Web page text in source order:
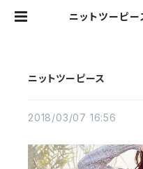
ニットツーピ
ニットツーピース
2018/03/07 16:56